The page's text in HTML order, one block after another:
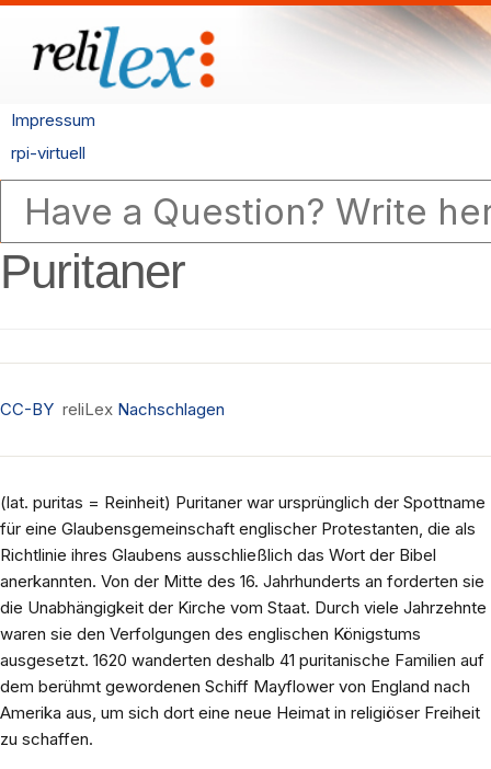
Impressum
rpi-virtuell
Puritaner
CC-BY reliLex Nachschlagen
(lat. puritas = Reinheit) Puritaner war ursprünglich der Spottname
für eine Glaubensgemeinschaft englischer Protestanten, die als
Richtlinie ihres Glaubens ausschließlich das Wort der Bibel
anerkannten. Von der Mitte des 16. Jahrhunderts an forderten sie
die Unabhängigkeit der Kirche vom Staat. Durch viele Jahrzehnte
waren sie den Verfolgungen des englischen Königstums
ausgesetzt. 1620 wanderten deshalb 41 puritanische Familien auf
dem berühmt gewordenen Schiff Mayflower von England nach
Amerika aus, um sich dort eine neue Heimat in religiöser Freiheit
zu schaffen.